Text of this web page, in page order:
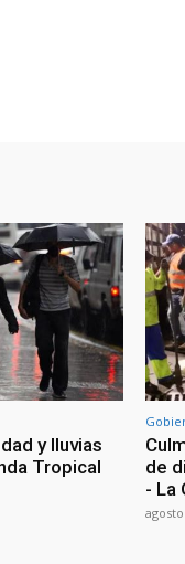
y lluvias
Tropical
de
- La